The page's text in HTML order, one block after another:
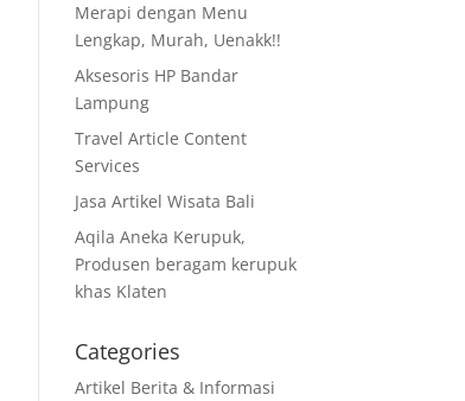
Merapi dengan Menu
Lengkap, Murah, Uenakk!!
Aksesoris HP Bandar
Lampung
Travel Article Content
Services
Jasa Artikel Wisata Bali
Aqila Aneka Kerupuk,
Produsen beragam kerupuk
khas Klaten
Categories
Artikel Berita & Informasi